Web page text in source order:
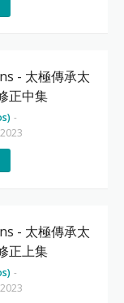
- 太極傳承太
正中集
-
- 太極傳承太
正上集
-